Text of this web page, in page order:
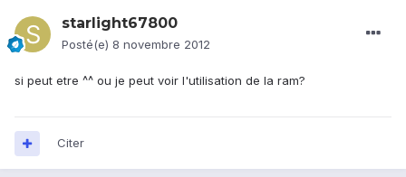
starlight67800
Posté(e) 8 novembre 2012
si peut etre ^^ ou je peut voir l'utilisation de la ram?
Citer